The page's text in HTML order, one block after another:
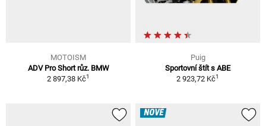
MOTOISM
ADV Pro Short růz. BMW
2 897,38 Kč1
Puig
Sportovní štít s ABE
2 923,72 Kč1
NOVÉ